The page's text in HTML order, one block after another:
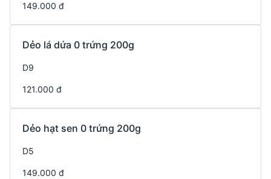
149.000 đ
Dẻo lá dứa 0 trứng 200g
D9
121.000 đ
Dẻo hạt sen 0 trứng 200g
D5
149.000 đ